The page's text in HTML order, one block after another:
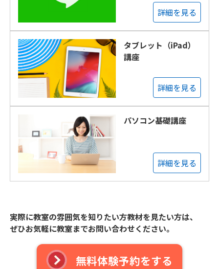
詳細を見る
タブレット（iPad）
講座
詳細を見る
パソコン基礎講座
詳細を見る
実際に教室の雰囲気を知りたい方教材を見たい方は、
ぜひお気軽に教室までお問い合わせください。
無料体験予約をする